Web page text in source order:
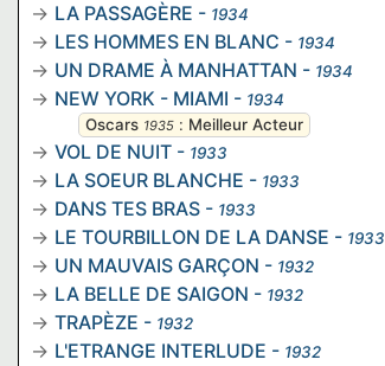
LA PASSAGÈRE - 1934
LES HOMMES EN BLANC - 1934
UN DRAME À MANHATTAN - 1934
NEW YORK - MIAMI - 1934
Oscars 1935 : Meilleur Acteur
VOL DE NUIT - 1933
LA SOEUR BLANCHE - 1933
DANS TES BRAS - 1933
LE TOURBILLON DE LA DANSE - 1933
UN MAUVAIS GARÇON - 1932
LA BELLE DE SAIGON - 1932
TRAPÈZE - 1932
L'ETRANGE INTERLUDE - 1932